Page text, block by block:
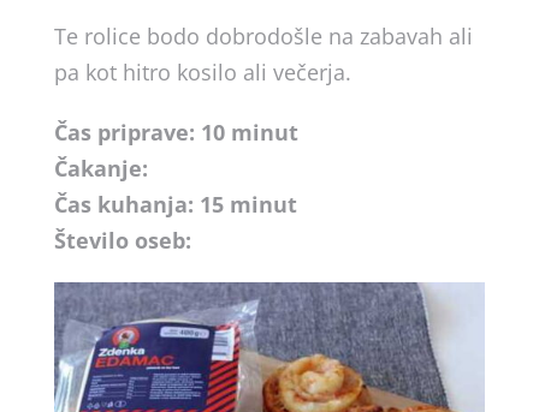
Te rolice bodo dobrodošle na zabavah ali
pa kot hitro kosilo ali večerja.
Čas priprave: 10 minut
Čakanje:
Čas kuhanja: 15 minut
Število oseb: